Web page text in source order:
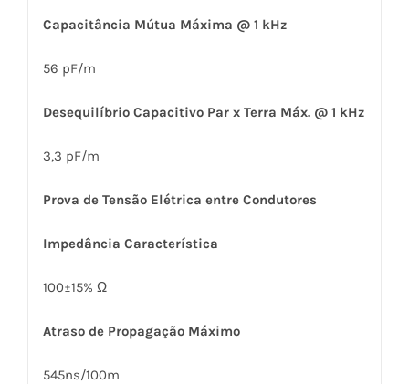
Capacitância Mútua Máxima @ 1 kHz
56 pF/m
Desequilíbrio Capacitivo Par x Terra Máx. @ 1 kHz
3,3 pF/m
Prova de Tensão Elétrica entre Condutores
Impedância Característica
100±15% Ω
Atraso de Propagação Máximo
545ns/100m